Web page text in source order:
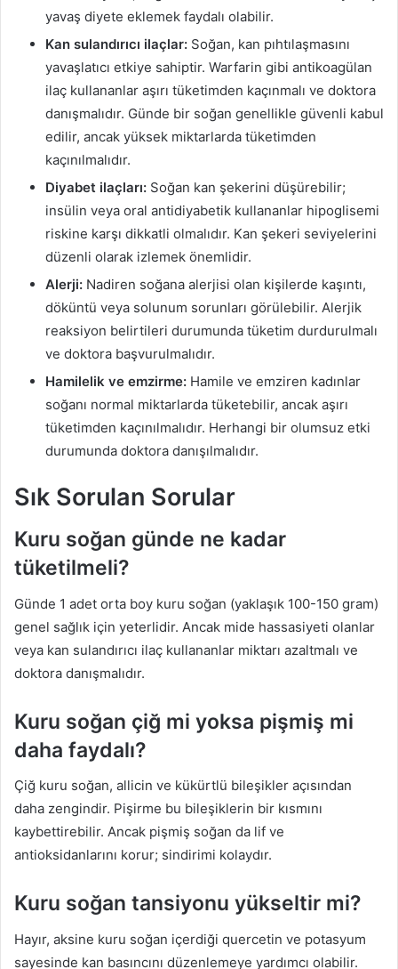
yavaş diyete eklemek faydalı olabilir.
Kan sulandırıcı ilaçlar: Soğan, kan pıhtılaşmasını
yavaşlatıcı etkiye sahiptir. Warfarin gibi antikoagülan
ilaç kullananlar aşırı tüketimden kaçınmalı ve doktora
danışmalıdır. Günde bir soğan genellikle güvenli kabul
edilir, ancak yüksek miktarlarda tüketimden
kaçınılmalıdır.
Diyabet ilaçları: Soğan kan şekerini düşürebilir;
insülin veya oral antidiyabetik kullananlar hipoglisemi
riskine karşı dikkatli olmalıdır. Kan şekeri seviyelerini
düzenli olarak izlemek önemlidir.
Alerji: Nadiren soğana alerjisi olan kişilerde kaşıntı,
döküntü veya solunum sorunları görülebilir. Alerjik
reaksiyon belirtileri durumunda tüketim durdurulmalı
ve doktora başvurulmalıdır.
Hamilelik ve emzirme: Hamile ve emziren kadınlar
soğanı normal miktarlarda tüketebilir, ancak aşırı
tüketimden kaçınılmalıdır. Herhangi bir olumsuz etki
durumunda doktora danışılmalıdır.
Sık Sorulan Sorular
Kuru soğan günde ne kadar
tüketilmeli?
Günde 1 adet orta boy kuru soğan (yaklaşık 100-150 gram)
genel sağlık için yeterlidir. Ancak mide hassasiyeti olanlar
veya kan sulandırıcı ilaç kullananlar miktarı azaltmalı ve
doktora danışmalıdır.
Kuru soğan çiğ mi yoksa pişmiş mi
daha faydalı?
Çiğ kuru soğan, allicin ve kükürtlü bileşikler açısından
daha zengindir. Pişirme bu bileşiklerin bir kısmını
kaybettirebilir. Ancak pişmiş soğan da lif ve
antioksidanlarını korur; sindirimi kolaydır.
Kuru soğan tansiyonu yükseltir mi?
Hayır, aksine kuru soğan içerdiği quercetin ve potasyum
sayesinde kan basıncını düzenlemeye yardımcı olabilir.